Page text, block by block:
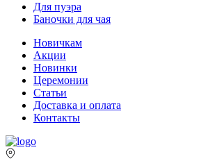
Для пуэра
Баночки для чая
Новичкам
Акции
Новинки
Церемонии
Статьи
Доставка и оплата
Контакты